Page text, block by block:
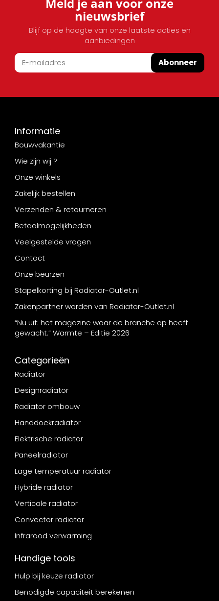
nieuwsbrief
Blijf op de hoogte van onze laatste acties en
aanbiedingen
Abonneer
Informatie
Bouwvakantie
Wie zijn wij ?
Onze winkels
Zakelijk bestellen
Verzenden & retourneren
Betaalmogelijkheden
Veelgestelde vragen
Contact
Onze beurzen
Stapelkorting bij Radiator-Outlet.nl
Zakenpartner worden van Radiator-Outlet.nl
“Nu uit: het magazine waar de branche op heeft
gewacht.” Warmte – Editie 2026
Categorieën
Radiator
Designradiator
Radiator ombouw
Handdoekradiator
Elektrische radiator
Paneelradiator
Lage temperatuur radiator
Hybride radiator
Verticale radiator
Convector radiator
Infrarood verwarming
Handige tools
Hulp bij keuze radiator
Benodigde capaciteit berekenen